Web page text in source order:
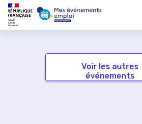
Voir les autres
événements